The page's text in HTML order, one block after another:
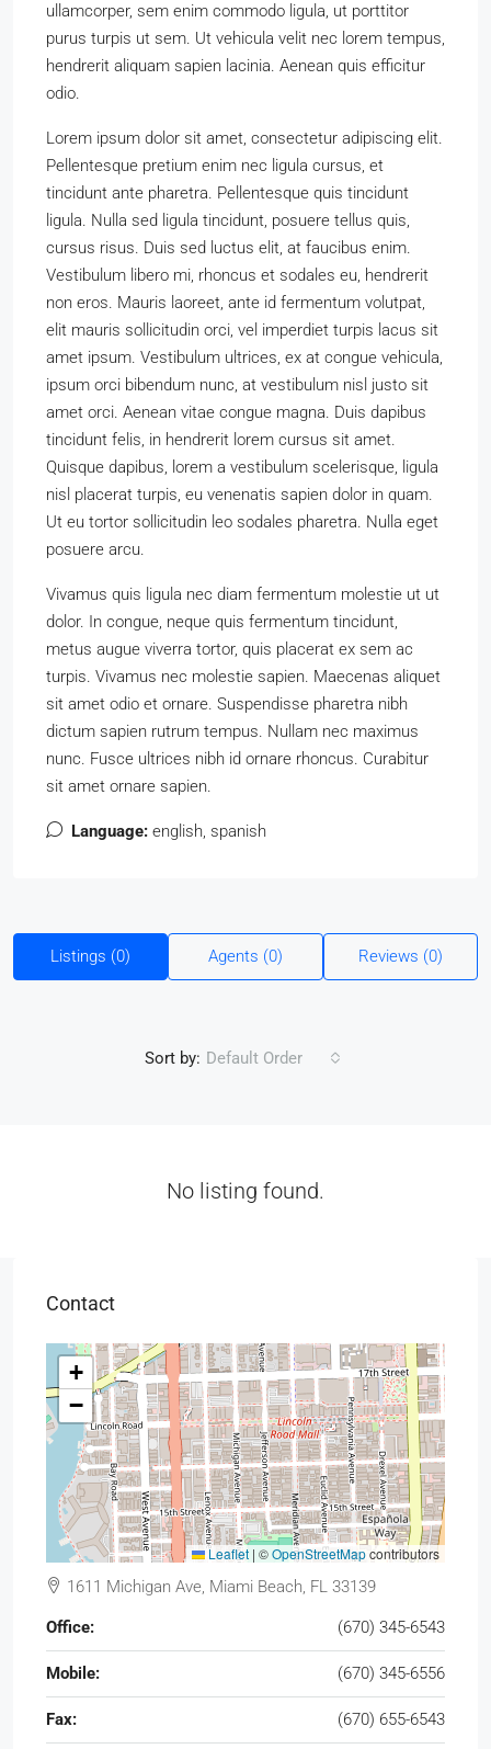
ullamcorper, sem enim commodo ligula, ut porttitor
purus turpis ut sem. Ut vehicula velit nec lorem tempus,
hendrerit aliquam sapien lacinia. Aenean quis efficitur
odio.
Lorem ipsum dolor sit amet, consectetur adipiscing elit.
Pellentesque pretium enim nec ligula cursus, et
tincidunt ante pharetra. Pellentesque quis tincidunt
ligula. Nulla sed ligula tincidunt, posuere tellus quis,
cursus risus. Duis sed luctus elit, at faucibus enim.
Vestibulum libero mi, rhoncus et sodales eu, hendrerit
non eros. Mauris laoreet, ante id fermentum volutpat,
elit mauris sollicitudin orci, vel imperdiet turpis lacus sit
amet ipsum. Vestibulum ultrices, ex at congue vehicula,
ipsum orci bibendum nunc, at vestibulum nisl justo sit
amet orci. Aenean vitae congue magna. Duis dapibus
tincidunt felis, in hendrerit lorem cursus sit amet.
Quisque dapibus, lorem a vestibulum scelerisque, ligula
nisl placerat turpis, eu venenatis sapien dolor in quam.
Ut eu tortor sollicitudin leo sodales pharetra. Nulla eget
posuere arcu.
Vivamus quis ligula nec diam fermentum molestie ut ut
dolor. In congue, neque quis fermentum tincidunt,
metus augue viverra tortor, quis placerat ex sem ac
turpis. Vivamus nec molestie sapien. Maecenas aliquet
sit amet odio et ornare. Suspendisse pharetra nibh
dictum sapien rutrum tempus. Nullam nec maximus
nunc. Fusce ultrices nibh id ornare rhoncus. Curabitur
sit amet ornare sapien.
Language: english, spanish
Listings (0) Agents (0) Reviews (0)
Sort by: Default Order
No listing found.
Contact
+
−
Leaflet | ©OpenStreetMapcontributors
1611 Michigan Ave, Miami Beach, FL 33139
Office: (670) 345-6543
Mobile: (670) 345-6556
Fax: (670) 655-6543